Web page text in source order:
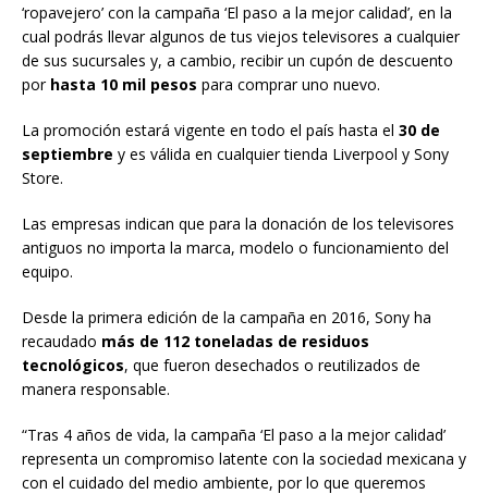
‘ropavejero’ con la campaña ‘El paso a la mejor calidad’, en la
cual podrás llevar algunos de tus viejos televisores a cualquier
de sus sucursales y, a cambio, recibir un cupón de descuento
por hasta 10 mil pesos para comprar uno nuevo.
La promoción estará vigente en todo el país hasta el 30 de
septiembre y es válida en cualquier tienda Liverpool y Sony
Store.
Las empresas indican que para la donación de los televisores
antiguos no importa la marca, modelo o funcionamiento del
equipo.
Desde la primera edición de la campaña en 2016, Sony ha
recaudado más de 112 toneladas de residuos
tecnológicos, que fueron desechados o reutilizados de
manera responsable.
“Tras 4 años de vida, la campaña ‘El paso a la mejor calidad’
representa un compromiso latente con la sociedad mexicana y
con el cuidado del medio ambiente, por lo que queremos